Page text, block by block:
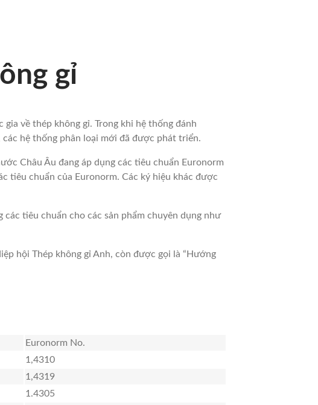
gỉ
về thép không gỉ. Trong khi hệ thống đánh
hệ thống phân loại mới đã được phát triển.
Châu Âu đang áp dụng các tiêu chuẩn Euronorm
tiêu chuẩn của Euronorm. Các ký hiệu khác được
tiêu chuẩn cho các sản phẩm chuyên dụng như
hội Thép không gỉ Anh, còn được gọi là “Hướng
Euronorm No.
1,4310
1,4319
1.4305